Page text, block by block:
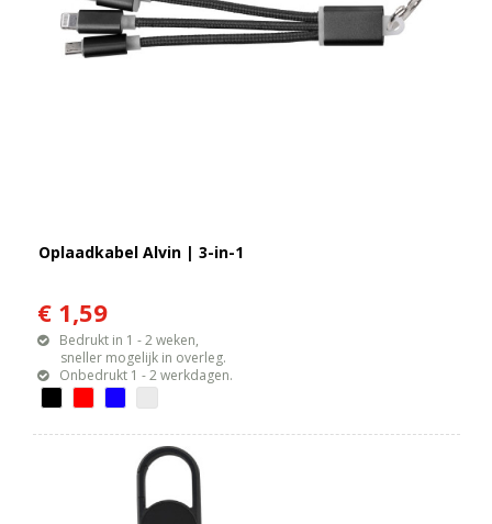
Oplaadkabel Alvin | 3-in-1
€ 1,59
Bedrukt in 1 - 2 weken,
sneller mogelijk in overleg.
Onbedrukt 1 - 2 werkdagen.